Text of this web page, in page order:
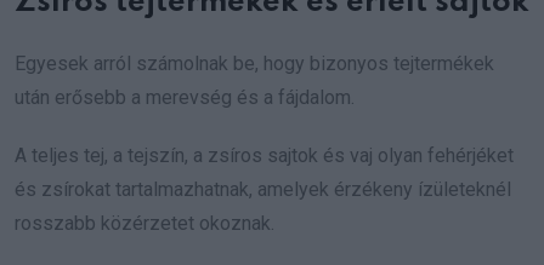
Egyesek arról számolnak be, hogy bizonyos tejtermékek
után erősebb a merevség és a fájdalom.
A teljes tej, a tejszín, a zsíros sajtok és vaj olyan fehérjéket
és zsírokat tartalmazhatnak, amelyek érzékeny ízületeknél
rosszabb közérzetet okoznak.